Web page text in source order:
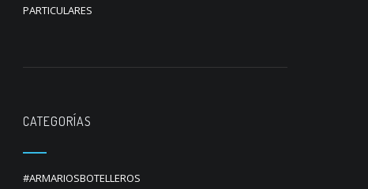
PARTICULARES
CATEGORÍAS
#ARMARIOSBOTELLEROS